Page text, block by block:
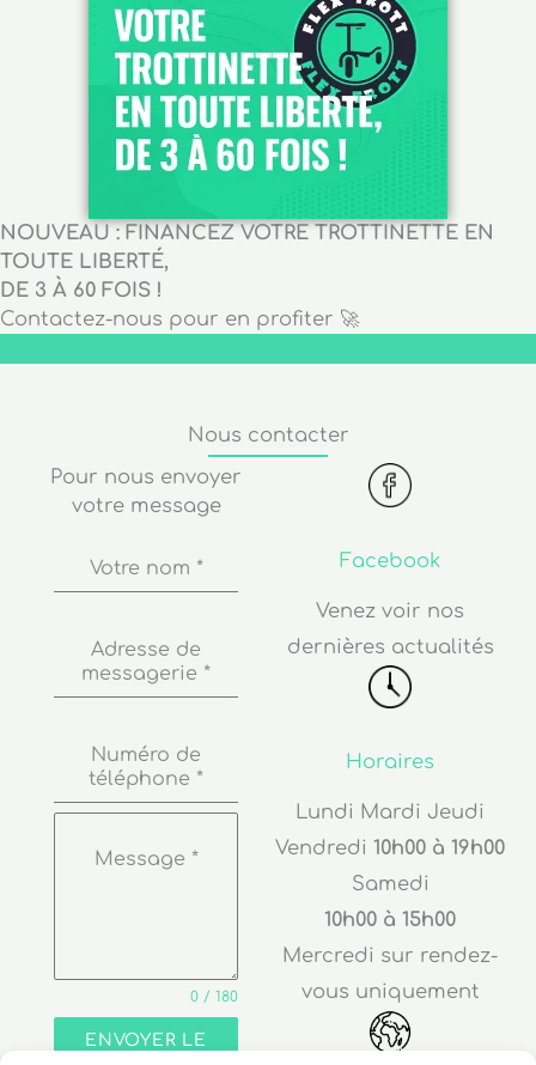
NOUVEAU : FINANCEZ VOTRE TROTTINETTE EN
TOUTE LIBERTÉ,
DE 3 À 60 FOIS !
Contactez-nous pour en profiter 🚀
Nous contacter
Pour nous envoyer
votre message
Votre nom *
Adresse de
messagerie *
Numéro de
téléphone *
Message *
0 / 180
ENVOYER LE
Facebook
Venez voir nos
dernières actualités
Horaires
Lundi Mardi Jeudi
Vendredi 10h00 à 19h00
Samedi
10h00 à 15h00
Mercredi sur rendez-
vous uniquement